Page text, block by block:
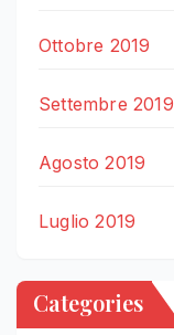
Ottobre 2019
Settembre 2019
Agosto 2019
Luglio 2019
Categories